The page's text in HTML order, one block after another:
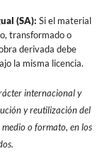
(SA): Si el material
transformado o
derivada debe
la misma licencia.
internacional y
y reutilización del
o formato, en los